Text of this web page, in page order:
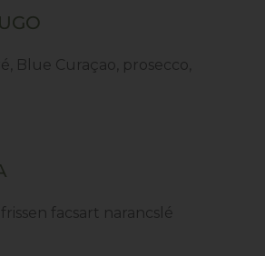
Blue Curaçao, prosecco,
facsart narancslé